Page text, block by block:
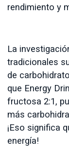
rendimiento y
La
tradicionales
de
que Energy
fructosa 2:1,
más
¡Eso significa
energía!